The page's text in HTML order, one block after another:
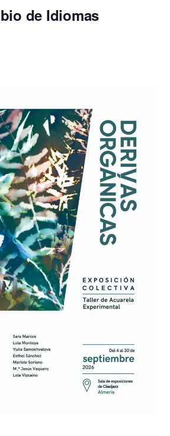
de Idiomas